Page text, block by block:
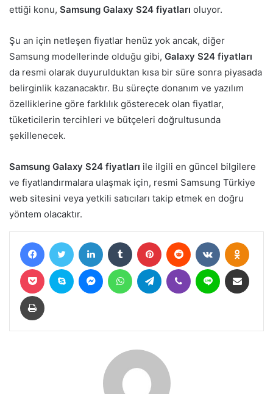
ettiği konu, Samsung Galaxy S24 fiyatları oluyor.
Şu an için netleşen fiyatlar henüz yok ancak, diğer
Samsung modellerinde olduğu gibi, Galaxy S24 fiyatları
da resmi olarak duyurulduktan kısa bir süre sonra piyasada
belirginlik kazanacaktır. Bu süreçte donanım ve yazılım
özelliklerine göre farklılık gösterecek olan fiyatlar,
tüketicilerin tercihleri ve bütçeleri doğrultusunda
şekillenecek.
Samsung Galaxy S24 fiyatları ile ilgili en güncel bilgilere
ve fiyatlandırmalara ulaşmak için, resmi Samsung Türkiye
web sitesini veya yetkili satıcıları takip etmek en doğru
yöntem olacaktır.
FacebookTwitter LinkedIn Tumblr Pinterest Reddit VKontakte
Pocket Skype MessengerWhatsAppTelegram Viber Line
Yazdır